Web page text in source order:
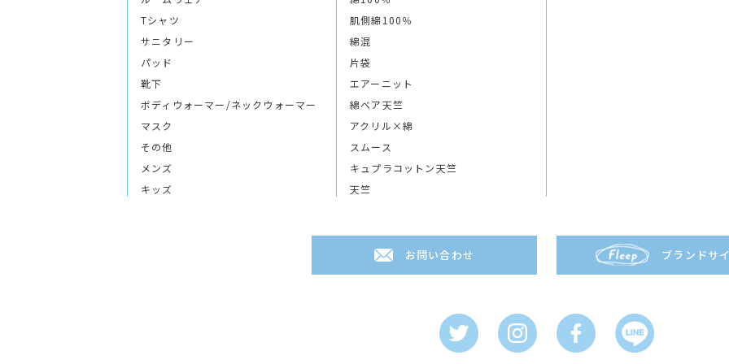
Tシャツ
サニタリー
パッド
靴下
ボディウォーマー/ネックウォーマー
マスク
その他
メンズ
キッズ
肌側綿100％
綿混
片袋
エアーニット
綿ベア天竺
アクリル×綿
スムース
キュプラコットン天竺
天竺
お問い合わせ ブランドサ